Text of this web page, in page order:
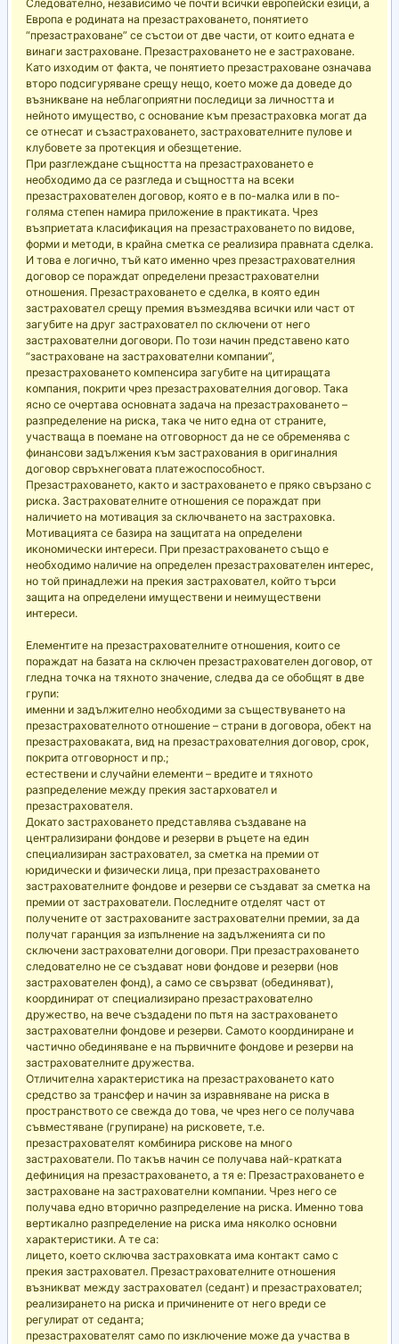
Следователно, независимо че почти всички европейски езици, а
Европа е родината на презастраховането, понятието
“презастраховане” се състои от две части, от които едната е
винаги застраховане. Презастраховането не е застраховане.
Като изходим от факта, че понятието презастраховане означава
второ подсигуряване срещу нещо, което може да доведе до
възникване на неблагоприятни последици за личността и
нейното имущество, с основание към презастраховка могат да
се отнесат и съзастраховането, застрахователните пулове и
клубовете за протекция и обезщетение.
При разглеждане същността на презастраховането е
необходимо да се разгледа и същността на всеки
презастрахователен договор, която е в по-малка или в по-
голяма степен намира приложение в практиката. Чрез
възприетата класификация на презастраховането по видове,
форми и методи, в крайна сметка се реализира правната сделка.
И това е логично, тъй като именно чрез презастрахователния
договор се пораждат определени презастрахователни
отношения. Презастраховането е сделка, в която един
застраховател срещу премия възмездява всички или част от
загубите на друг застраховател по сключени от него
застрахователни договори. По този начин представено като
“застраховане на застрахователни компании”,
презастраховането компенсира загубите на цитиращата
компания, покрити чрез презастрахователния договор. Така
ясно се очертава основната задача на презастраховането –
разпределение на риска, така че нито една от страните,
участваща в поемане на отговорност да не се обременява с
финансови задължения към застрахования в оригиналния
договор свръхнеговата платежоспособност.
Презастраховането, както и застраховането е пряко свързано с
риска. Застрахователните отношения се пораждат при
наличието на мотивация за сключването на застраховка.
Мотивацията се базира на защитата на определени
икономически интереси. При презастраховането също е
необходимо наличие на определен презастрахователен интерес,
но той принадлежи на прекия застраховател, който търси
защита на определени имуществени и неимуществени
интереси.
Елементите на презастрахователните отношения, които се
пораждат на базата на сключен презастрахователен договор, от
гледна точка на тяхното значение, следва да се обобщят в две
групи:
именни и задължително необходими за съществуването на
презастрахователното отношение – страни в договора, обект на
презастраховаката, вид на презастрахователния договор, срок,
покрита отговорност и пр.;
естествени и случайни елементи – вредите и тяхното
разпределение между прекия застарховател и
презастрахователя.
Докато застраховането представлява създаване на
централизирани фондове и резерви в ръцете на един
специализиран застраховател, за сметка на премии от
юридически и физически лица, при презастраховането
застрахователните фондове и резерви се създават за сметка на
премии от застрахователи. Последните отделят част от
получените от застрахованите застрахователни премии, за да
получат гаранция за изпълнение на задълженията си по
сключени застрахователни договори. При презастраховането
следователно не се създават нови фондове и резерви (нов
застрахователен фонд), а само се свързват (обединяват),
координират от специализирано презастрахователно
дружество, на вече създадени по пътя на застраховането
застрахователни фондове и резерви. Самото координиране и
частично обединяване е на първичните фондове и резерви на
застрахователните дружества.
Отличителна характеристика на презастраховането като
средство за трансфер и начин за изравняване на риска в
пространството се свежда до това, че чрез него се получава
съвместяване (групиране) на рисковете, т.е.
презастрахователят комбинира рискове на много
застрахователи. По такъв начин се получава най-кратката
дефиниция на презастраховането, а тя е: Презастраховането е
застраховане на застрахователни компании. Чрез него се
получава едно вторично разпределение на риска. Именно това
вертикално разпределение на риска има няколко основни
характеристики. А те са:
лицето, което сключва застраховката има контакт само с
прекия застраховател. Презастрахователните отношения
възникват между застраховател (седант) и презастраховател;
реализирането на риска и причинените от него вреди се
регулират от седанта;
презастрахователят само по изключение може да участва в